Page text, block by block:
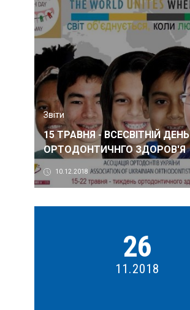
Звіти
15 ТРАВНЯ - ВСЕСВІТНІЙ ДЕНЬ
ОРТОДОНТИЧНГО ЗДОРОВ'Я
10.12.2018
26
11.2018